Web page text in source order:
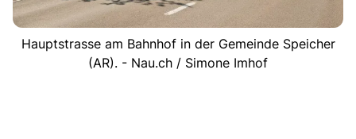
Hauptstrasse am Bahnhof in der Gemeinde Speicher
(AR). - Nau.ch / Simone Imhof